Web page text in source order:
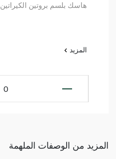
هاسك بلسم بروتين الكيراتين 50 غرام
المزيد
0
المزيد من الوصفات الملهمة